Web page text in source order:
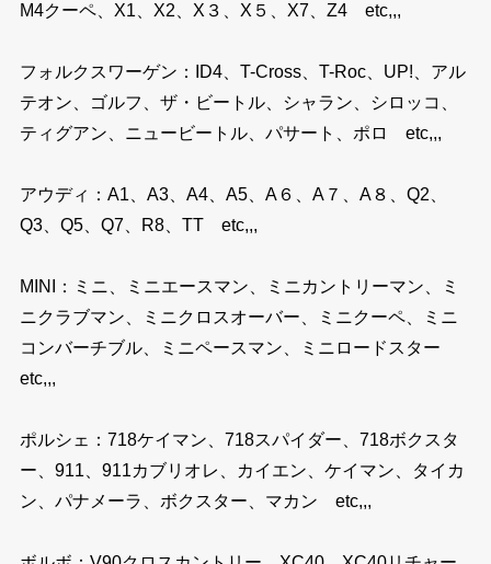
M4クーペ、X1、X2、X３、X５、X7、Z4 etc,,,
フォルクスワーゲン：ID4、T-Cross、T-Roc、UP!、アル
テオン、ゴルフ、ザ・ビートル、シャラン、シロッコ、
ティグアン、ニュービートル、パサート、ポロ etc,,,
アウディ：A1、A3、A4、A5、A６、A７、A８、Q2、
Q3、Q5、Q7、R8、TT etc,,,
MINI：ミニ、ミニエースマン、ミニカントリーマン、ミ
ニクラブマン、ミニクロスオーバー、ミニクーペ、ミニ
コンバーチブル、ミニペースマン、ミニロードスター
etc,,,
ポルシェ：718ケイマン、718スパイダー、718ボクスタ
ー、911、911カブリオレ、カイエン、ケイマン、タイカ
ン、パナメーラ、ボクスター、マカン etc,,,